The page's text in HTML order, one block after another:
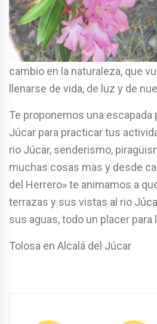
cambio en la naturaleza, que
llenarse de vida, de luz y de
Te proponemos una escapada
Júcar para practicar tus
rio Júcar, senderismo,
muchas cosas mas y desde
del Herrero» te animamos a
terrazas y sus vistas al rio
sus aguas, todo un placer
Tolosa en Alcalá del Júcar